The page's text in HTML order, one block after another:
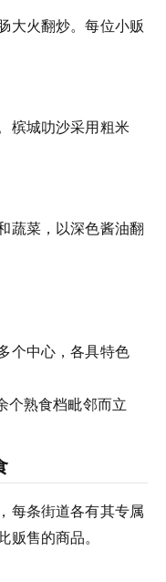
大火翻炒。每位小贩
槟城叻沙采用粗米
蔬菜，以深色酱油翻
个中心，各具特色
个熟食档毗邻而立
每条街道各有其专属
贩售的商品。